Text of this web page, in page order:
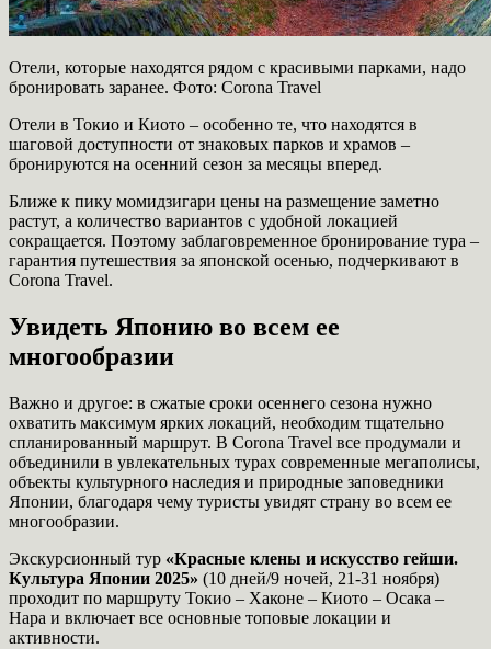
Отели, которые находятся рядом с красивыми парками, надо
бронировать заранее. Фото: Corona Travel
Отели в Токио и Киото – особенно те, что находятся в
шаговой доступности от знаковых парков и храмов –
бронируются на осенний сезон за месяцы вперед.
Ближе к пику момидзигари цены на размещение заметно
растут, а количество вариантов с удобной локацией
сокращается. Поэтому заблаговременное бронирование тура –
гарантия путешествия за японской осенью, подчеркивают в
Corona Travel.
Увидеть Японию во всем ее
многообразии
Важно и другое: в сжатые сроки осеннего сезона нужно
охватить максимум ярких локаций, необходим тщательно
спланированный маршрут. В Corona Travel все продумали и
объединили в увлекательных турах современные мегаполисы,
объекты культурного наследия и природные заповедники
Японии, благодаря чему туристы увидят страну во всем ее
многообразии.
Экскурсионный тур «Красные клены и искусство гейши.
Культура Японии 2025» (10 дней/9 ночей, 21-31 ноября)
проходит по маршруту Токио – Хаконе – Киото – Осака –
Нара и включает все основные топовые локации и
активности.